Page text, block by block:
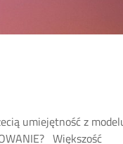
umiejętność z
Większość